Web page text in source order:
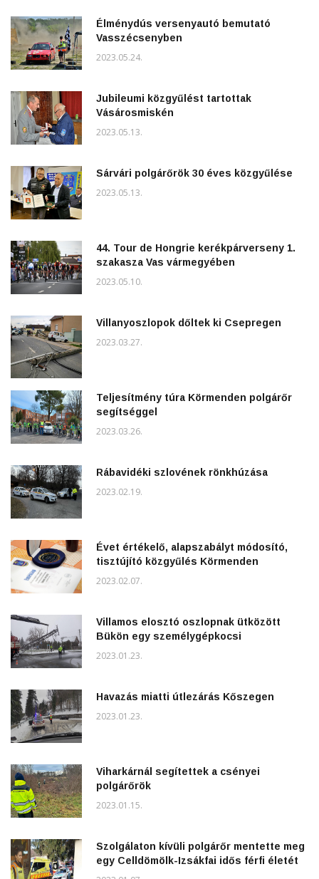
Élménydús versenyautó bemutató
Vasszécsenyben
2023.05.24.
Jubileumi közgyűlést tartottak
Vásárosmiskén
2023.05.13.
Sárvári polgárőrök 30 éves közgyűlése
2023.05.13.
44. Tour de Hongrie kerékpárverseny 1.
szakasza Vas vármegyében
2023.05.10.
Villanyoszlopok dőltek ki Csepregen
2023.03.27.
Teljesítmény túra Körmenden polgárőr
segítséggel
2023.03.26.
Rábavidéki szlovének rönkhúzása
2023.02.19.
Évet értékelő, alapszabályt módosító,
tisztújító közgyűlés Körmenden
2023.02.07.
Villamos elosztó oszlopnak ütközött
Bükön egy személygépkocsi
2023.01.23.
Havazás miatti útlezárás Kőszegen
2023.01.23.
Viharkárnál segítettek a csényei
polgárőrök
2023.01.15.
Szolgálaton kívüli polgárőr mentette meg
egy Celldömölk-Izsákfai idős férfi életét